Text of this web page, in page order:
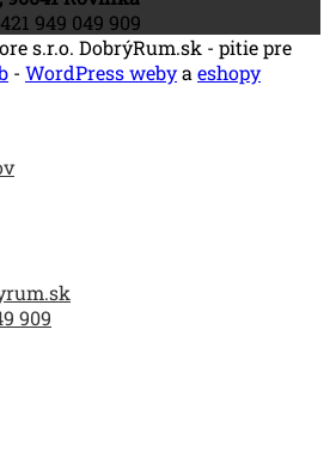
949 049 909
s.r.o. DobrýRum.sk - pitie pre
- WordPress webya eshopy
909